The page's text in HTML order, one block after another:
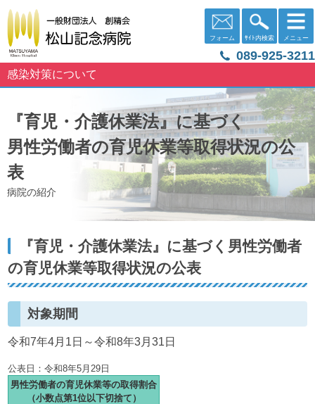
感染対策について
メニュー
ｻｲﾄ内検索
フォーム
089-925-3211
『育児・介護休業法』に基づく
男性労働者の育児休業等取得状況の公
表
病院の紹介
『育児・介護休業法』に基づく男性労働者
の育児休業等取得状況の公表
対象期間
令和7年4月1日～令和8年3月31日
公表日：令和8年5月29日
男性労働者の育児休業等の取得割合
（小数点第1位以下切捨て）